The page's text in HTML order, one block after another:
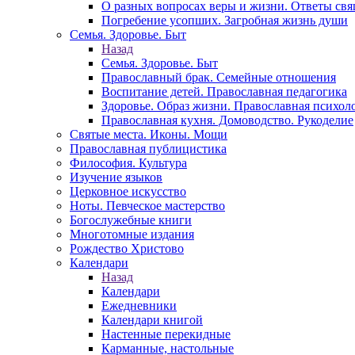
О разных вопросах веры и жизни. Ответы
Погребение усопших. Загробная жизнь души
Семья. Здоровье. Быт
Назад
Семья. Здоровье. Быт
Православный брак. Семейные отношения
Воспитание детей. Православная педагогика
Здоровье. Образ жизни. Православная
Православная кухня. Домоводство. Рукоделие
Святые места. Иконы. Мощи
Православная публицистика
Философия. Культура
Изучение языков
Церковное искусство
Ноты. Певческое мастерство
Богослужебные книги
Многотомные издания
Рождество Христово
Календари
Назад
Календари
Ежедневники
Календари книгой
Настенные перекидные
Карманные, настольные